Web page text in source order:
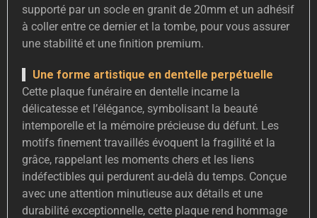
supporté par un socle en granit de 20mm et un adhésif
à coller entre ce dernier et la tombe, pour vous assurer
une stabilité et une finition premium.
Une forme artistique en dentelle perpétuelle
Cette plaque funéraire en dentelle incarne la
délicatesse et l’élégance, symbolisant la beauté
intemporelle et la mémoire précieuse du défunt. Les
motifs finement travaillés évoquent la fragilité et la
grâce, rappelant les moments chers et les liens
indéfectibles qui perdurent au-delà du temps. Conçue
avec une attention minutieuse aux détails et une
durabilité exceptionnelle, cette plaque rend hommage